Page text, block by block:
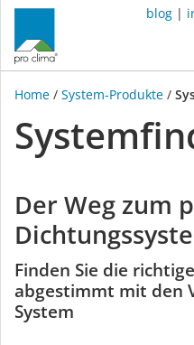
blog |
Home / System-Produkte /
Der Weg zum
Finden Sie die
abgestimmt mit den
System